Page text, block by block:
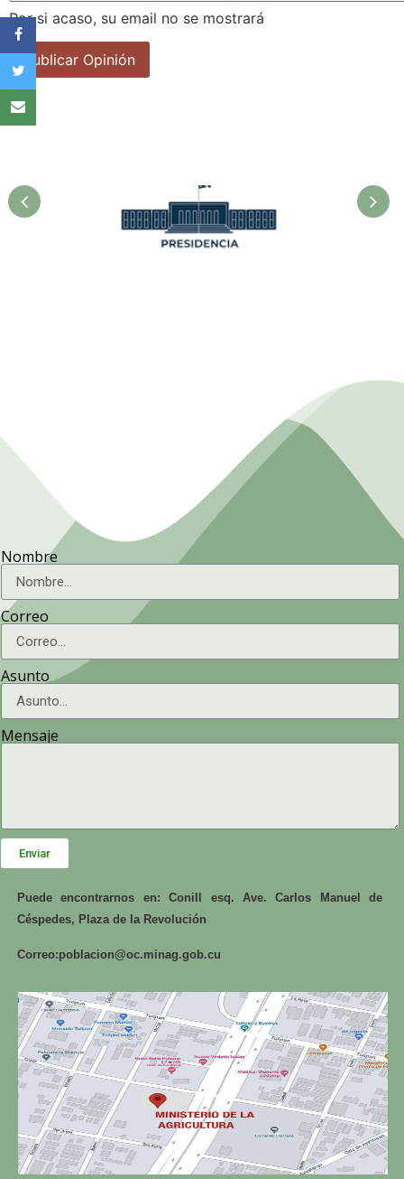
Por si acaso, su email no se mostrará
Nombre
Correo
Asunto
Mensaje
Enviar
Puede encontrarnos en: Conill esq. Ave. Carlos Manuel de
Céspedes, Plaza de la Revolución
Correo:poblacion@oc.minag.gob.cu